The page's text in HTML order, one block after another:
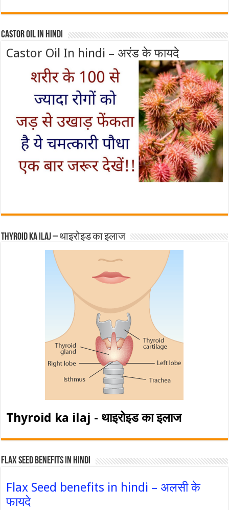
Castor Oil In Hindi
Castor Oil In hindi – अरंड के फायदे
Thyroid ka ilaj – थाइरोइड का इलाज
Thyroid ka ilaj - थाइरोइड का इलाज
Flax Seed Benefits in hindi
Flax Seed benefits in hindi – अलसी के
फायदे